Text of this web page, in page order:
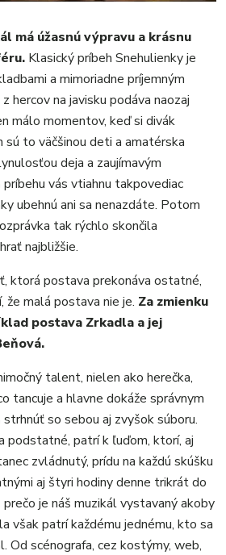
má úžasnú výpravu a krásnu
Klasický príbeh Snehulienky je
a mimoriadne príjemným
hercov na javisku podáva naozaj
málo momentov, keď si divák
sú to väčšinou deti a amatérska
deja a zaujímavým
vás vtiahnu takpovediac
ubehnú ani sa nenazdáte. Potom
tak rýchlo skončila
najbližšie.
ktorá postava prekonáva ostatné,
malá postava nie je. Za zmienku
postava Zrkadla a jej
talent, nielen ako herečka,
tancuje a hlavne dokáže správnym
so sebou aj zvyšok súboru.
podstatné, patrí k ľuďom, ktorí, aj
zvládnutý, prídu na každú skúšku
aj štyri hodiny denne trikrát do
je náš muzikál vystavaný akoby
však patrí každému jednému, kto sa
Od scénografa, cez kostýmy, web,